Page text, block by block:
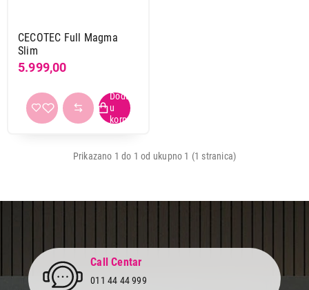
CECOTEC Full Magma
Slim
5.999,00
Prikazano 1 do 1 od ukupno 1 (1 stranica)
Cena
Cena od Call Centar
011 44 44 999